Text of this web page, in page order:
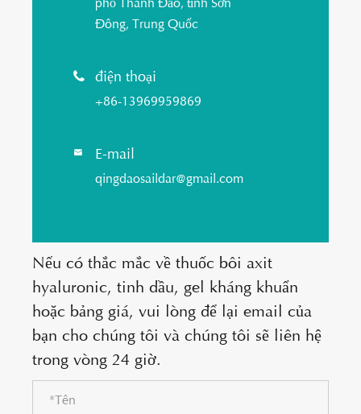
Đông, Trung Quốc
 điện thoại
+86-13969959869
 E-mail
qingdaosaildar@gmail.com
Nếu có thắc mắc về thuốc bôi axit
hyaluronic, tinh dầu, gel kháng khuẩn
hoặc bảng giá, vui lòng để lại email của
bạn cho chúng tôi và chúng tôi sẽ liên hệ
trong vòng 24 giờ.